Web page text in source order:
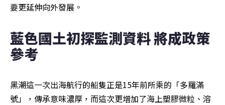
要更延伸向外發展。
藍色國土初探監測資料 將成政策
參考
黑潮這一次出海航行的船隻正是15年前所乘的「多羅滿
號」，傳承意味濃厚，而這次更增加了海上塑膠微粒、溶